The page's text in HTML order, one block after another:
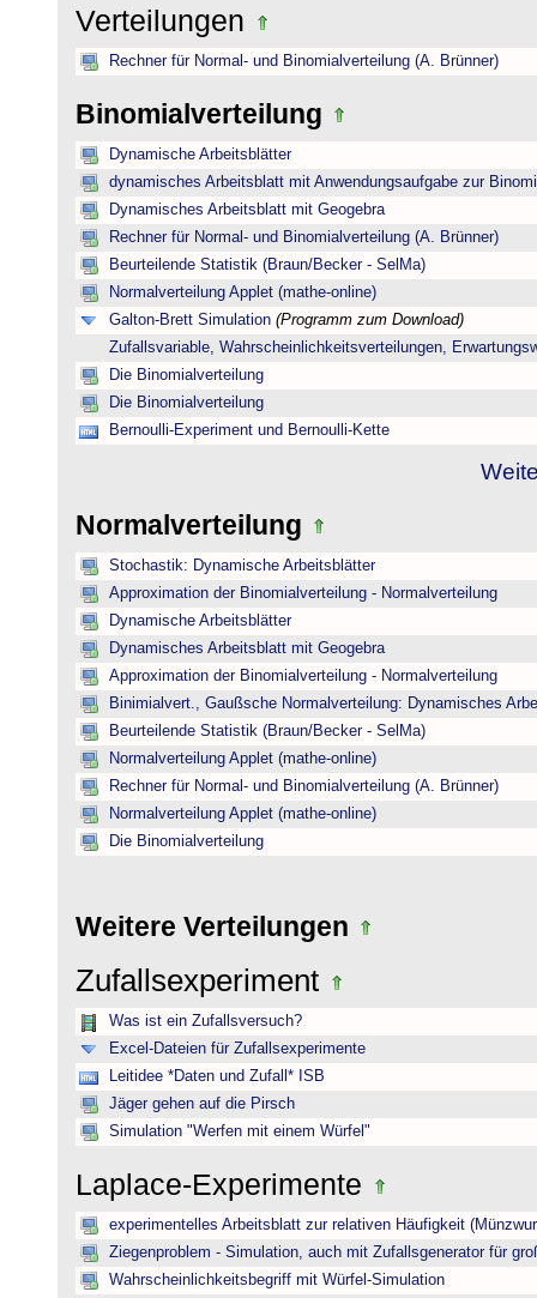
Verteilungen
Rechner für Normal- und Binomialverteilung (A. Brünner)
Binomialverteilung
Dynamische Arbeitsblätter
dynamisches Arbeitsblatt mit Anwendungsaufgabe zur
Dynamisches Arbeitsblatt mit Geogebra
Rechner für Normal- und Binomialverteilung (A. Brünner)
Beurteilende Statistik (Braun/Becker - SelMa)
Normalverteilung Applet (mathe-online)
Galton-Brett Simulation (Programm zum Download)
Zufallsvariable, Wahrscheinlichkeitsverteilungen,
Die Binomialverteilung
Die Binomialverteilung
Bernoulli-Experiment und Bernoulli-Kette
Normalverteilung
Stochastik: Dynamische Arbeitsblätter
Approximation der Binomialverteilung - Normalverteilung
Dynamische Arbeitsblätter
Dynamisches Arbeitsblatt mit Geogebra
Approximation der Binomialverteilung - Normalverteilung
Binimialvert., Gaußsche Normalverteilung: Dynamisches
Beurteilende Statistik (Braun/Becker - SelMa)
Normalverteilung Applet (mathe-online)
Rechner für Normal- und Binomialverteilung (A. Brünner)
Normalverteilung Applet (mathe-online)
Die Binomialverteilung
Weitere Verteilungen
Zufallsexperiment
Was ist ein Zufallsversuch?
Excel-Dateien für Zufallsexperimente
Leitidee *Daten und Zufall* ISB
Jäger gehen auf die Pirsch
Simulation "Werfen mit einem Würfel"
Laplace-Experimente
experimentelles Arbeitsblatt zur relativen Häufigkeit
Ziegenproblem - Simulation, auch mit Zufallsgenerator für
Wahrscheinlichkeitsbegriff mit Würfel-Simulation